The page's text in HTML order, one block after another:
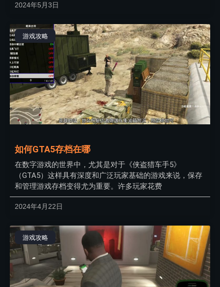
2024年5月3日
游戏攻略
如何GTA5存档在哪
在数字游戏的世界中，尤其是对于《侠盗猎车手5》
（GTA5）这样具有深度和广泛玩家基础的游戏来说，保存
和管理游戏存档变得尤为重要。许多玩家花费
2024年4月22日
游戏攻略